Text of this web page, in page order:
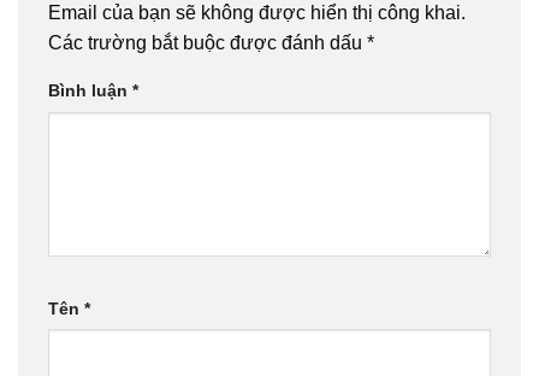
Email của bạn sẽ không được hiển thị công khai.
Các trường bắt buộc được đánh dấu *
Bình luận *
Tên *